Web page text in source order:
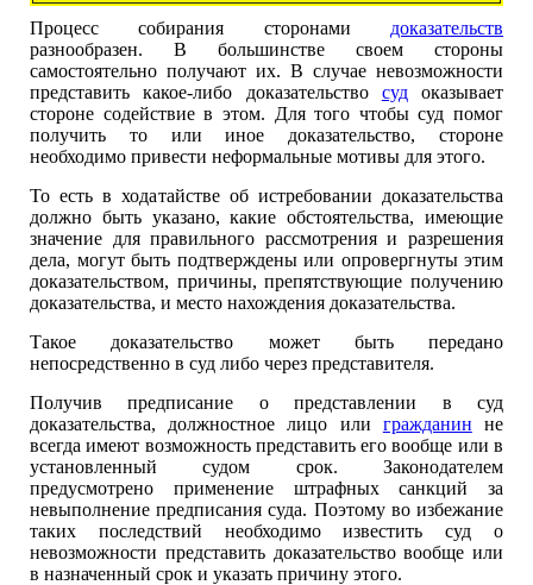
Процесс собирания сторонами доказательств
разнообразен. В большинстве своем стороны
самостоятельно получают их. В случае невозможности
представить какое-либо доказательство судоказывает
стороне содействие в этом. Для того чтобы суд помог
получить то или иное доказательство, стороне
необходимо привести неформальные мотивы для этого.
То есть в ходатайстве об истребовании доказательства
должно быть указано, какие обстоятельства, имеющие
значение для правильного рассмотрения и разрешения
дела, могут быть подтверждены или опровергнуты этим
доказательством, причины, препятствующие получению
доказательства, и место нахождения доказательства.
Такое доказательство может быть передано
непосредственно в суд либо через представителя.
Получив предписание о представлении в суд
доказательства, должностное лицо или гражданин не
всегда имеют возможность представить его вообще или в
установленный судом срок. Законодателем
предусмотрено применение штрафных санкций за
невыполнение предписания суда. Поэтому во избежание
таких последствий необходимо известить суд о
невозможности представить доказательство вообще или
в назначенный срок и указать причину этого.